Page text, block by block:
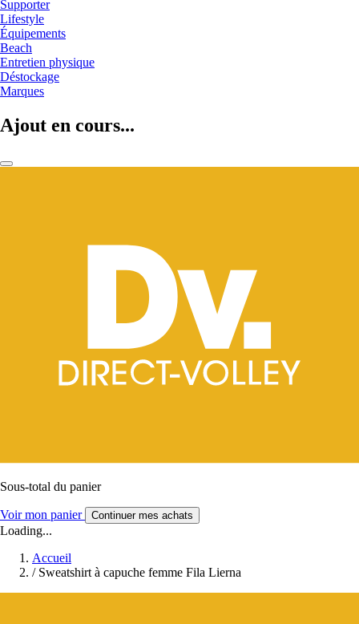
Supporter
Lifestyle
Équipements
Beach
Entretien physique
Déstockage
Marques
Ajout en cours...
Sous-total du panier
Voir mon panier Continuer mes achats
Loading...
Accueil
/ Sweatshirt à capuche femme Fila Lierna